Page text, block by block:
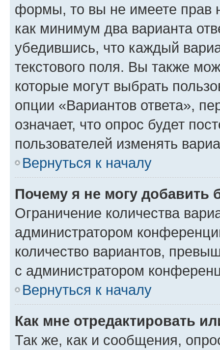
формы, то вы не имеете прав
как минимум два варианта
убедившись, что каждый
текстового поля. Вы также
которые могут выбрать
опции «Вариантов ответа»,
означает, что опрос будет
пользователей изменять
Вернуться к началу
Почему я не могу добавить
Ограничение количества
администратором
количество вариантов,
с администратором
Вернуться к началу
Как мне отредактировать
Так же, как и сообщения,